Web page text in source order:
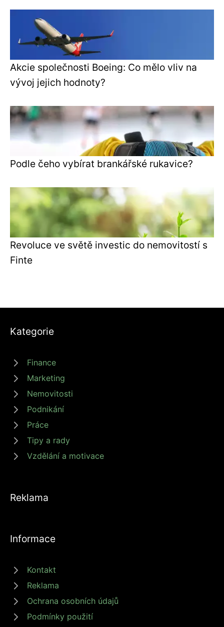
Akcie společnosti Boeing: Co mělo vliv na
vývoj jejich hodnoty?
Podle čeho vybírat brankářské rukavice?
Revoluce ve světě investic do nemovitostí s
Finte
Kategorie
Finance
Marketing
Nemovitosti
Podnikání
Práce
Tipy a rady
Vzdělání a motivace
Reklama
Informace
Kontakt
Reklama
Ochrana osobních údajů
Podmínky použití